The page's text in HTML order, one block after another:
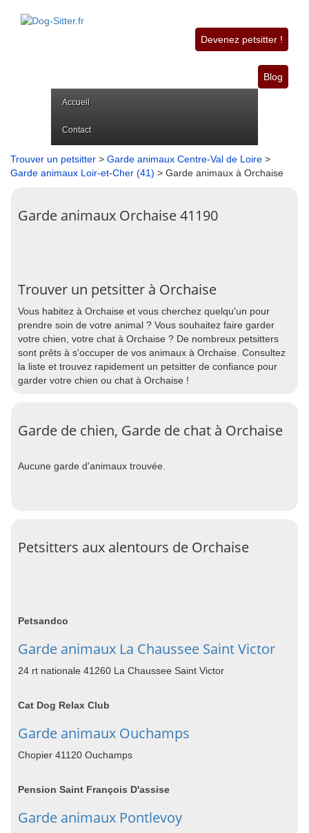
Devenez petsitter !
Blog
Accueil
Contact
Trouver un petsitter > Garde animaux Centre-Val de Loire >
Garde animaux Loir-et-Cher (41) > Garde animaux à Orchaise
Garde animaux Orchaise 41190
Trouver un petsitter à Orchaise
Vous habitez à Orchaise et vous cherchez quelqu'un pour
prendre soin de votre animal ? Vous souhaitez faire garder
votre chien, votre chat à Orchaise ? De nombreux petsitters
sont prêts à s'occuper de vos animaux à Orchaise. Consultez
la liste et trouvez rapidement un petsitter de confiance pour
garder votre chien ou chat à Orchaise !
Garde de chien, Garde de chat à Orchaise
Aucune garde d'animaux trouvée.
Petsitters aux alentours de Orchaise
Petsandco
Garde animaux La Chaussee Saint Victor
24 rt nationale 41260 La Chaussee Saint Victor
Cat Dog Relax Club
Garde animaux Ouchamps
Chopier 41120 Ouchamps
Pension Saint François D'assise
Garde animaux Pontlevoy